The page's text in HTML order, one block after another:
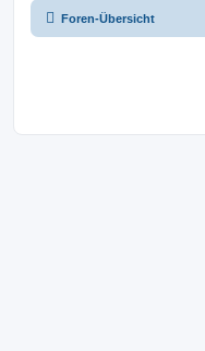
Foren-Übersicht